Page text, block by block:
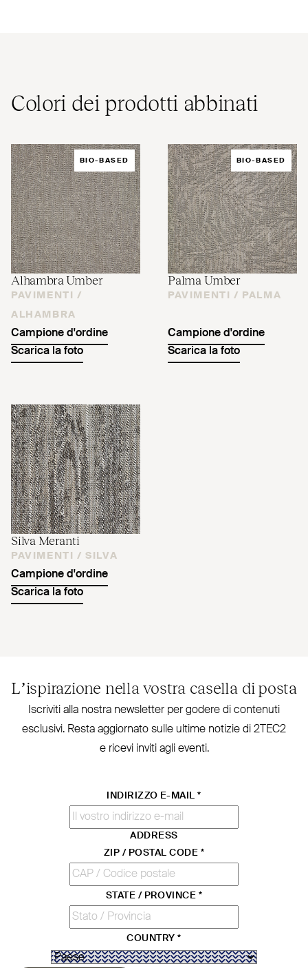
Colori dei prodotti abbinati
BIO-BASED
Alhambra Umber
PAVIMENTI /
ALHAMBRA
Campione d'ordine
Scarica la foto
BIO-BASED
Palma Umber
PAVIMENTI / PALMA
Campione d'ordine
Scarica la foto
Silva Meranti
PAVIMENTI / SILVA
Campione d'ordine
Scarica la foto
L’ispirazione nella vostra casella di posta
Iscriviti alla nostra new­sletter per godere di contenuti
esclusivi. Resta aggiornato sulle ultime notizie di 2TEC2
e ricevi inviti agli eventi.
INDIRIZZO E-MAIL*
ADDRESS
ZIP / POSTAL CODE *
STATE / PROVINCE *
COUNTRY*